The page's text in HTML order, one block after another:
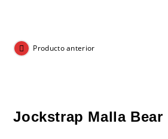
Producto anterior
Jockstrap Malla Bear